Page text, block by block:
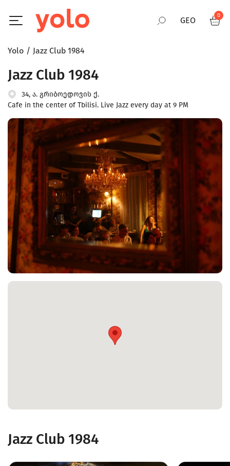
GEO
0
Yolo Jazz Club 1984
Jazz Club 1984
34, ა. გრიბოედოვის ქ.
Cafe in the center of Tbilisi. Live Jazz every day at 9 PM
Jazz Club 1984